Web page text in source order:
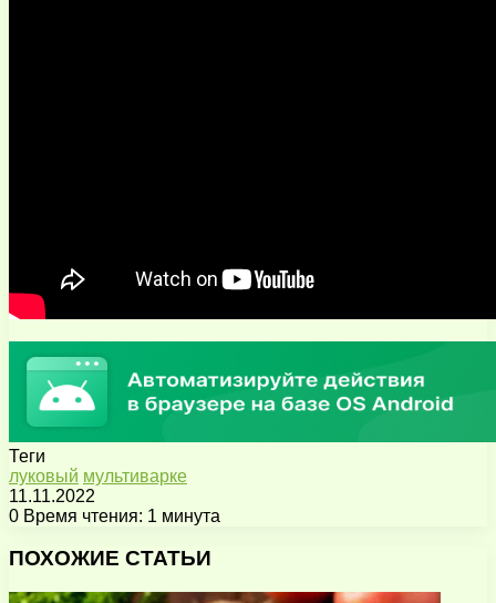
Теги
луковый мультиварке
11.11.2022
0 Время чтения: 1 минута
через
почту
ПОХОЖИЕ СТАТЬИ